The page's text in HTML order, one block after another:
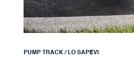
PUMP TRACK/ LO SAPEVI